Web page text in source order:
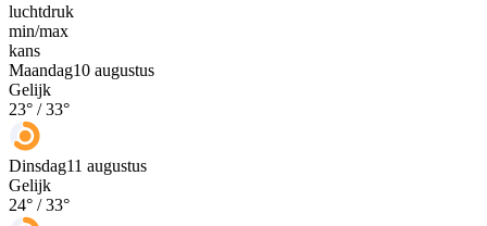
luchtdruk
min/max
kans
Maandag10 augustus
Gelijk
23° /33°
Dinsdag11 augustus
Gelijk
24° /33°